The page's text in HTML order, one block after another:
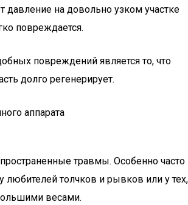
давление на довольно узком участке
повреждается.
повреждений является то, что
долго регенерирует.
аппарата
травмы. Особенно часто
любителей толчков и рывков или у тех,
весами.